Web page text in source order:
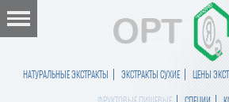
НАТУРАЛЬНЫЕ ЭКСТРАКТЫ ЭКСТРАКТЫ СУХИЕ ЦЕНЫ